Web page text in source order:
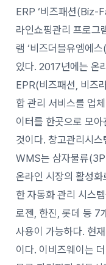
ERP ‘비즈패션(Biz-
라인쇼핑관리 프로그
램 ‘비즈더블유엠에
있다. 2017년에는 온
EPR(비즈패션, 비즈
합 관리 서비스를 업
이터를 한곳으로 모
것이다. 창고관리시
WMS는 삼자물류
온라인 시장의 활성
한 자동화 관리 시스
로젠, 한진, 롯데 등 7
사용이 가능하다. 현
이다. 이비즈웨이는